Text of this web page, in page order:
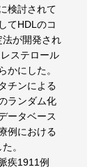
検討されて
てHDLのコ
法が開発され
ステロール
かにした。
チンによる
ランダム化
ータベース
例における
。
疾1911例